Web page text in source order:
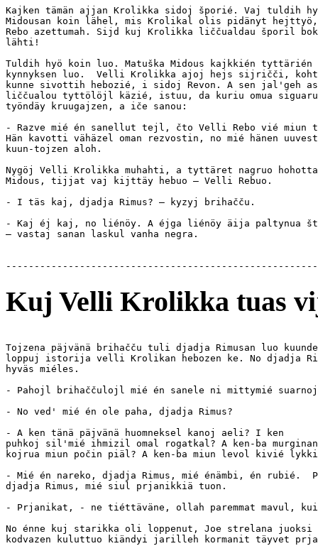
Kajken tämän ajjan Krolikka sidoj šporié. Vaj tuldih
Midousan koin lähel, mis Krolikal olis pidänyt
Rebo azettumah. Sijd kuj Krolikka liččualdau šporil
lähti!
Tuldih hyö koin luo. Matuška Midous kajkkién
kynnyksen luo.  Velli Krolikka ajoj hejs sijričči, kohti
kunne sivottih hebozié, i sidoj Revon. A sen jal'geh
liččualou tyttölöjl käzié, istuu, da kuriu omua
työndäy kruugajzen, a iče sanou:
- Razve mié én sanellut tejl, čto Velli Rebo vié miun
Hän kavotti vähäzel oman rezvostin, no mié hänen
kuun-tojzen aloh.
Nygöj Velli Krolikka muhahti, a tyttäret nagruo
Midous, tijjat vaj kijttäy hebuo — Velli Rebuo.
- I täs kaj, djadja Rimus? — kyzyj brihačču.
- Kaj éj kaj, no liénöy. A éjga liénöy äija paltynua
— vastaj sanan laskul vanha negra.
Kuj Velli Krolikka tuas
Tojzena päjvänä brihačču tuli djadja Rimusan luo
loppuj istorija velli Krolikan hebozen ke. No djadja
hyväs miéles.
- Pahojl brihaččulojl mié én sanele ni mittymié
- No ved' mié én ole paha, djadja Rimus?
- A ken tänä päjvänä huomneksel kanoj aeli? I ken
puhkoj sil'mié ihmizil omal rogatkal? A ken-ba
kojrua miun počin piäl? A ken-ba miun levol kivié
- Mié én nareko, djadja Rimus, mié énämbi, én rubié.
djadja Rimus, mié siul prjanikkiä tuon.
- Prjanikat, - ne tiéttäväne, ollah paremmat mavul,
No énne kuj starikka oli loppenut, Joe strelana
kodvazen kuluttuo kiändyi jarilleh kormanit täyvet